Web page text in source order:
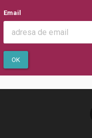
Email
OK